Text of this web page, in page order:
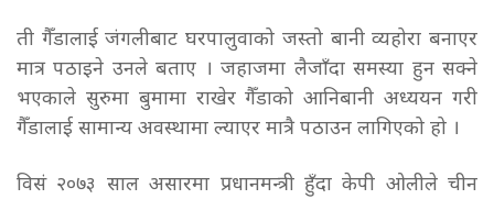
ती गैँडालाई जंगलीबाट घरपालुवाको जस्तो बानी व्यहोरा बनाएर
मात्र पठाइने उनले बताए । जहाजमा लैजाँदा समस्या हुन सक्ने
भएकाले सुरुमा बुमामा राखेर गैँडाको आनिबानी अध्ययन गरी
गैँडालाई सामान्य अवस्थामा ल्याएर मात्रै पठाउन लागिएको हो ।
विसं २०७३ साल असारमा प्रधानमन्त्री हुँदा केपी ओलीले चीन